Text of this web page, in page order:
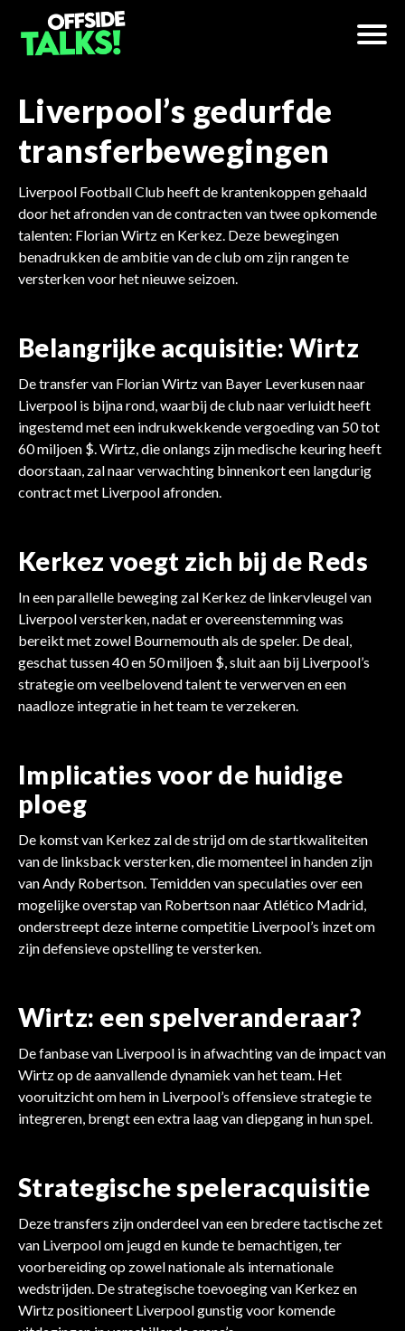
Liverpool’s gedurfde
transferbewegingen
Liverpool Football Club heeft de krantenkoppen gehaald
door het afronden van de contracten van twee opkomende
talenten: Florian Wirtz en Kerkez. Deze bewegingen
benadrukken de ambitie van de club om zijn rangen te
versterken voor het nieuwe seizoen.
Belangrijke acquisitie: Wirtz
De transfer van Florian Wirtz van Bayer Leverkusen naar
Liverpool is bijna rond, waarbij de club naar verluidt heeft
ingestemd met een indrukwekkende vergoeding van 50 tot
60 miljoen $. Wirtz, die onlangs zijn medische keuring heeft
doorstaan, zal naar verwachting binnenkort een langdurig
contract met Liverpool afronden.
Kerkez voegt zich bij de Reds
In een parallelle beweging zal Kerkez de linkervleugel van
Liverpool versterken, nadat er overeenstemming was
bereikt met zowel Bournemouth als de speler. De deal,
geschat tussen 40 en 50 miljoen $, sluit aan bij Liverpool’s
strategie om veelbelovend talent te verwerven en een
naadloze integratie in het team te verzekeren.
Implicaties voor de huidige
ploeg
De komst van Kerkez zal de strijd om de startkwaliteiten
van de linksback versterken, die momenteel in handen zijn
van Andy Robertson. Temidden van speculaties over een
mogelijke overstap van Robertson naar Atlético Madrid,
onderstreept deze interne competitie Liverpool’s inzet om
zijn defensieve opstelling te versterken.
Wirtz: een spelveranderaar?
De fanbase van Liverpool is in afwachting van de impact van
Wirtz op de aanvallende dynamiek van het team. Het
vooruitzicht om hem in Liverpool’s offensieve strategie te
integreren, brengt een extra laag van diepgang in hun spel.
Strategische speleracquisitie
Deze transfers zijn onderdeel van een bredere tactische zet
van Liverpool om jeugd en kunde te bemachtigen, ter
voorbereiding op zowel nationale als internationale
wedstrijden. De strategische toevoeging van Kerkez en
Wirtz positioneert Liverpool gunstig voor komende
VOETBAL
VOETBAL
VOETBAL
VOETBAL